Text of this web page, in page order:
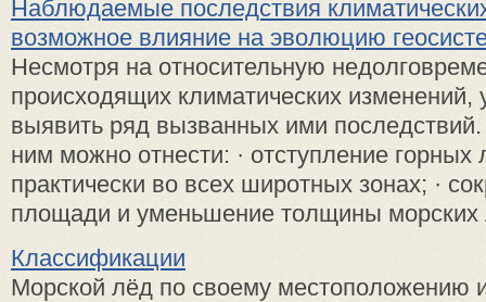
Наблюдаемые последствия
возможное влияние на эволюцию
Несмотря на относительную
происходящих климатических
выявить ряд вызванных ими последствий.
ним можно отнести: · отступление горных
практически во всех широтных зонах; ·
площади и уменьшение толщины морских
Классификации
Морской лёд по своему местоположению